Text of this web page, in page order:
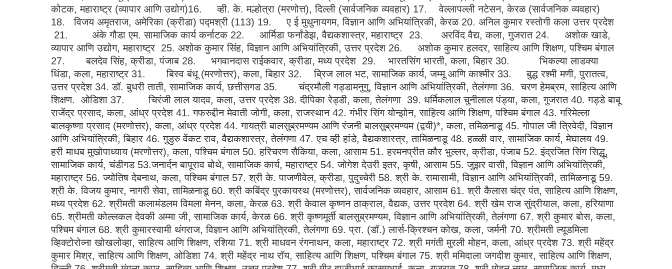
कोटक, महाराष्ट्र (व्यापार आणि उद्योग)16. व्ही. के. मल्होत्रा (मरणोत्त), दिल्ली (सार्वजनिक व्यवहार) 17. वेल्लापल्ली नटेसन, केरळ (सार्वजनिक व्यवहार)
18. विजय अमृतराज, अमेरिका (क्रीडा) पद्मश्री (113) 19. ए ई मुथुनायगम, विज्ञान आणि अभियांत्रिकी, केरळ 20. अनिल कुमार रस्तोगी कला उत्तर प्रदेश
21. अंके गौडा एम. सामाजिक कार्य कर्नाटक 22. आर्मिडा फर्नांडेझ, वैद्यकशास्त्र, महाराष्ट्र 23. अरविंद वैद्य, कला, गुजरात 24. अशोक खाडे,
व्यापार आणि उद्योग, महाराष्ट्र 25. अशोक कुमार सिंह, विज्ञान आणि अभियांत्रिकी, उत्तर प्रदेश 26. अशोक कुमार हलदर, साहित्य आणि शिक्षण, पश्चिम बंगाल
27. बलदेव सिंह, क्रीडा, पंजाब 28. भगवानदास राईकवार, क्रीडा, मध्य प्रदेश 29. भारतसिंग भारती, कला, बिहार 30. भिकल्या लाडक्या
धिंडा, कला, महाराष्ट्र 31. बिस्व बंधू (मरणोत्तर), कला, बिहार 32. ब्रिज लाल भट, सामाजिक कार्य, जम्मू आणि काश्मीर 33. बुद्ध रश्मी मणी, पुरातत्व,
उत्तर प्रदेश 34. डॉ. बुधरी ताती, सामाजिक कार्य, छत्तीसगड 35. चंद्रमौली गड्डामनुगु, विज्ञान आणि अभियांत्रिकी, तेलंगणा 36. चरण हेमब्रम, साहित्य आणि
शिक्षण. ओडिशा 37. चिरंजी लाल यादव, कला, उत्तर प्रदेश 38. दीपिका रेड्डी, कला, तेलंगणा 39. धर्मिकलाल चुनीलाल पंड्या, कला, गुजरात 40. गड्डे बाबू
राजेंद्र प्रसाद, कला, आंध्र प्रदेश 41. गफरुद्दीन मेवाती जोगी, कला, राजस्थान 42. गंभीर सिंग योन्झोन, साहित्य आणि शिक्षण, पश्चिम बंगाल 43. गरिमेल्ला
बालकृष्णा प्रसाद (मरणोत्तर), कला, आंध्र प्रदेश 44. गायत्री बालसुब्रमण्यम आणि रंजनी बालसुब्रमण्यम (द्वयी)*, कला, तमिळनाडू 45. गोपाल जी त्रिवेदी, विज्ञान
आणि अभियांत्रिकी, बिहार 46. गुडुरु वेंकट राव, वैद्यकशास्त्र, तेलंगणा 47. एच व्ही हांडे, वैद्यकशास्त्र, तामिळनाडू 48. हळ्ळी वार, सामाजिक कार्य, मेघालय 49.
हरी माधब मुखोपाध्याय (मरणोत्तर), कला, पश्चिम बंगाल 50. हरिचरण सैकिया, कला, आसाम 51. हरमनप्रीत कौर भुल्लर, क्रीडा, पंजाब 52. इंद्रजित सिंग सिद्धू,
सामाजिक कार्य, चंडीगड 53.जनार्दन बापूराव बोथे, सामाजिक कार्य, महाराष्ट्र 54. जोगेश देउरी इतर, कृषी, आसाम 55. जुझर वासी, विज्ञान आणि अभियांत्रिकी,
महाराष्ट्र 56. ज्योतिष देबनाथ, कला, पश्चिम बंगाल 57. श्री के. पाजणीवेल, क्रीडा, पुदुच्चेरी 58. श्री के. रामासामी, विज्ञान आणि अभियांत्रिकी, तामिळनाडू 59.
श्री के. विजय कुमार, नागरी सेवा, तामिळनाडू 60. श्री कबिंद्र पुरकायस्थ (मरणोत्तर), सार्वजनिक व्यवहार, आसाम 61. श्री कैलास चंद्र पंत, साहित्य आणि शिक्षण,
मध्य प्रदेश 62. श्रीमती कलामंडलम विमला मेनन, कला, केरळ 63. श्री केवाल कृष्णन ठाक्राल, वैद्यक, उत्तर प्रदेश 64. श्री खेम राज सुंद्रीयाल, कला, हरियाणा
65. श्रीमती कोल्लकल देवकी अम्मा जी, सामाजिक कार्य, केरळ 66. श्री कृष्णमूर्ती बालसुब्रमण्यम, विज्ञान आणि अभियांत्रिकी, तेलंगणा 67. श्री कुमार बोस, कला,
पश्चिम बंगाल 68. श्री कुमारस्वामी थंगराज, विज्ञान आणि अभियांत्रिकी, तेलंगणा 69. प्रा. (डॉ.) लार्स-क्रिश्चन कोख, कला, जर्मनी 70. श्रीमती ल्यूडमिला
व्हिक्टोरोव्ना खोखलोव्हा, साहित्य आणि शिक्षण, रशिया 71. श्री माधवन रंगनाथन, कला, महाराष्ट्र 72. श्री मगंती मुरली मोहन, कला, आंध्र प्रदेश 73. श्री महेंद्र
कुमार मिश्र, साहित्य आणि शिक्षण, ओडिशा 74. श्री महेंद्र नाथ रॉय, साहित्य आणि शिक्षण, पश्चिम बंगाल 75. श्री ममिदाला जगदीश कुमार, साहित्य आणि शिक्षण,